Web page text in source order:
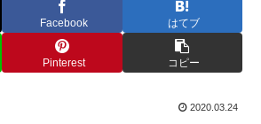
Facebook はてブ
Pinterest コピー
2020.03.24